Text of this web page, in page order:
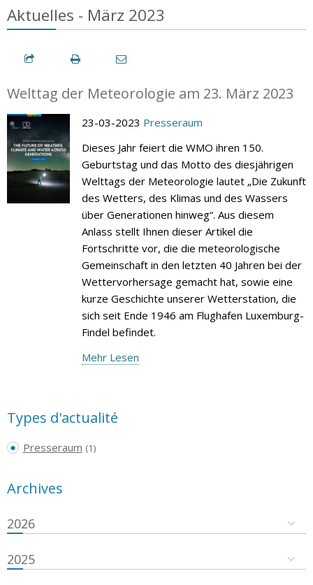
Aktuelles - März 2023
Welttag der Meteorologie am 23. März 2023
23-03-2023 Presseraum
Dieses Jahr feiert die WMO ihren 150.
Geburtstag und das Motto des diesjährigen
Welttags der Meteorologie lautet „Die Zukunft
des Wetters, des Klimas und des Wassers
über Generationen hinweg“. Aus diesem
Anlass stellt Ihnen dieser Artikel die
Fortschritte vor, die die meteorologische
Gemeinschaft in den letzten 40 Jahren bei der
Wettervorhersage gemacht hat, sowie eine
kurze Geschichte unserer Wetterstation, die
sich seit Ende 1946 am Flughafen Luxemburg-
Findel befindet.
Mehr Lesen
Types d'actualité
Presseraum (1)
Archives
2026
2025